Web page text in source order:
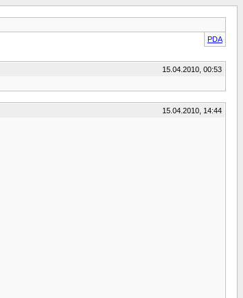
PDA
15.04.2010, 00:53
15.04.2010, 14:44